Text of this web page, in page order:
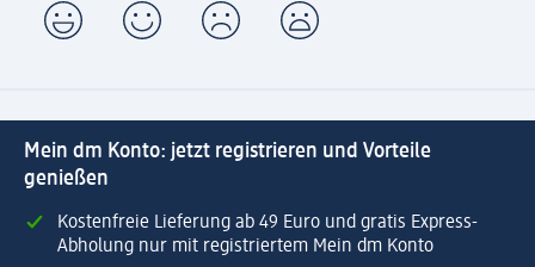
Mein dm Konto: jetzt registrieren und Vorteile
genießen
Kostenfreie Lieferung ab 49 Euro und gratis Express-
Abholung nur mit registriertem Mein dm Konto